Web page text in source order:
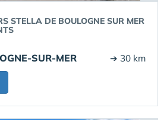
STELLA DE BOULOGNE SUR MER
SUR-MER ➔ 30 km